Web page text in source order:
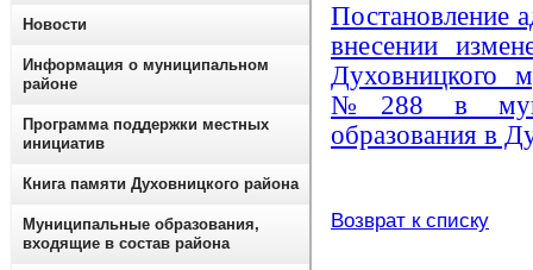
Постановление
внесении
Духовницкого
№288 в
образования в
Возврат к списку
Новости
Информация о муниципальном
районе
Программа поддержки местных
инициатив
Книга памяти Духовницкого района
Муниципальные образования,
входящие в состав района